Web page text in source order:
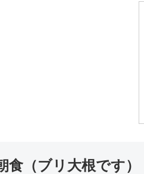
食（ブリ大根です）